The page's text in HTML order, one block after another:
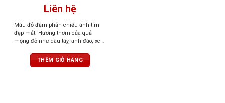
Liên hệ
Màu đỏ đậm phản chiếu ánh tím
đẹp mắt. Hương thơm của quả
mọng đỏ như dâu tây, anh đào, xen
hương, tuyết tùng tạo nên một tầng
hương phức hợp, gợi cảm và sống
THÊM GIỎ HÀNG